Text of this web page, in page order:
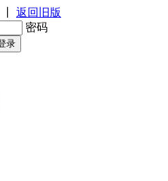
返回旧版
密码